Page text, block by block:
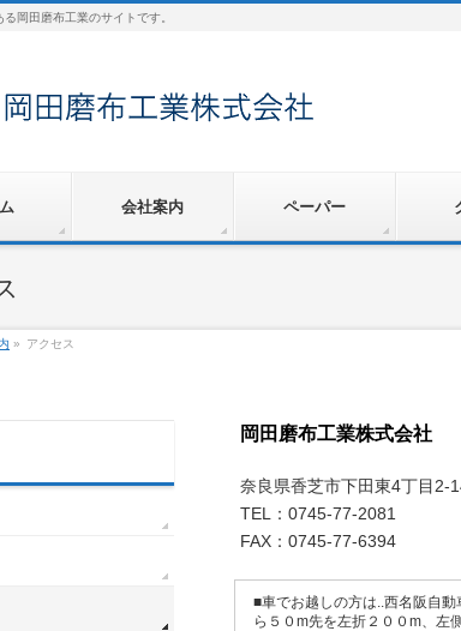
岡田磨布工業のサイトです。
会社案内 ペーパー
» アクセス
岡田磨布工業株式会社
奈良県香芝市下田東4丁目2-
TEL：0745-77-2081
FAX：0745-77-6394
■車でお越しの方は..西名阪自
ら５０m先を左折２００m、左側